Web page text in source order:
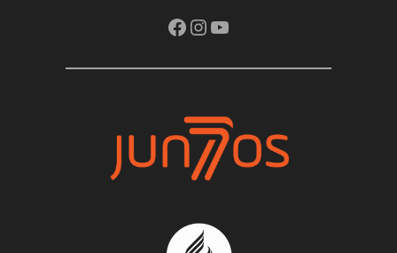
Facebook
Instagram
Youtube